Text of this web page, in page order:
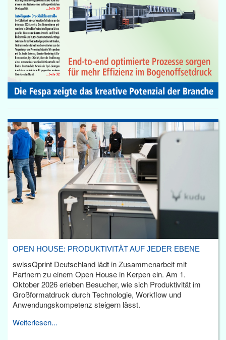
OPEN HOUSE: PRODUKTIVITÄT AUF JEDER EBENE
swissQprint Deutschland lädt in Zusammenarbeit mit
Partnern zu einem Open House in Kerpen ein. Am 1.
Oktober 2026 erleben Besucher, wie sich Produktivität im
Großformatdruck durch Technologie, Workflow und
Anwendungskompetenz steigern lässt.
Weiterlesen...